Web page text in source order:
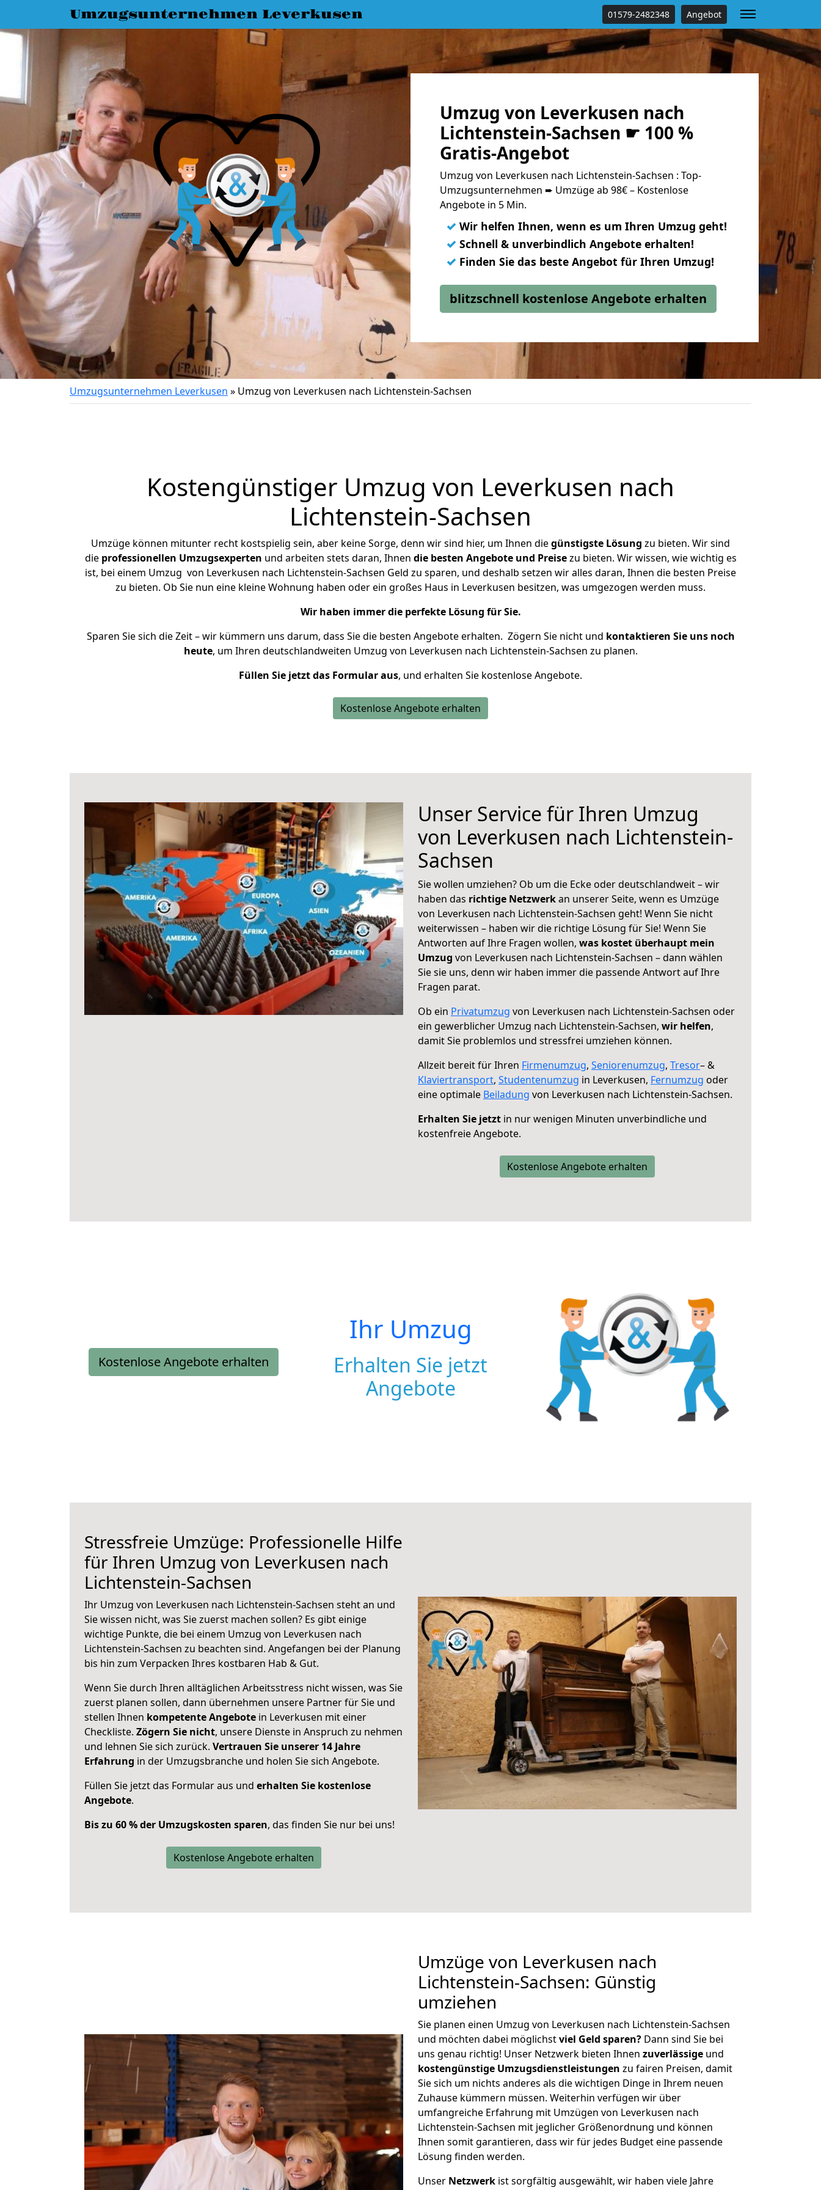
Umzugsunternehmen Leverkusen 01579-2482348 Angebot
Umzug von Leverkusen nach
Lichtenstein-Sachsen ☛ 100 %
Gratis-Angebot
Umzug von Leverkusen nach Lichtenstein-Sachsen : Top-
Umzugsunternehmen ➨ Umzüge ab 98€ – Kostenlose
Angebote in 5 Min.
✓ Wir helfen Ihnen, wenn es um Ihren Umzug geht!
✓ Schnell & unverbindlich Angebote erhalten!
✓ Finden Sie das beste Angebot für Ihren Umzug!
blitzschnell kostenlose Angebote erhalten
Umzugsunternehmen Leverkusen » Umzug von Leverkusen nach Lichtenstein-Sachsen
Kostengünstiger Umzug von Leverkusen nach
Lichtenstein-Sachsen
Umzüge können mitunter recht kostspielig sein, aber keine Sorge, denn wir sind hier, um Ihnen diegünstigste Lösung zu bieten. Wir sind
die professionellen Umzugsexperten und arbeiten stets daran, Ihnen die besten Angebote und Preisezu bieten. Wir wissen, wie wichtig es
ist, bei einem Umzug von Leverkusen nach Lichtenstein-Sachsen Geld zu sparen, und deshalb setzen wir alles daran, Ihnen die besten Preise
zu bieten. Ob Sie nun eine kleine Wohnung haben oder ein großes Haus in Leverkusen besitzen, was umgezogen werden muss.
Wir haben immer die perfekte Lösung für Sie.
Sparen Sie sich die Zeit – wir kümmern uns darum, dass Sie die besten Angebote erhalten. Zögern Sie nicht und kontaktieren Sie uns noch
heute, um Ihren deutschlandweiten Umzug von Leverkusen nach Lichtenstein-Sachsen zu planen.
Füllen Sie jetzt das Formular aus, und erhalten Sie kostenlose Angebote.
Kostenlose Angebote erhalten
Unser Service für Ihren Umzug
von Leverkusen nach Lichtenstein-
Sachsen
Sie wollen umziehen? Ob um die Ecke oder deutschlandweit – wir
haben das richtige Netzwerkan unserer Seite, wenn es Umzüge
von Leverkusen nach Lichtenstein-Sachsen geht! Wenn Sie nicht
weiterwissen – haben wir die richtige Lösung für Sie! Wenn Sie
Antworten auf Ihre Fragen wollen, was kostet überhaupt mein
Umzug von Leverkusen nach Lichtenstein-Sachsen – dann wählen
Sie sie uns, denn wir haben immer die passende Antwort auf Ihre
Fragen parat.
Ob ein Privatumzug von Leverkusen nach Lichtenstein-Sachsen oder
ein gewerblicher Umzug nach Lichtenstein-Sachsen, wir helfen,
damit Sie problemlos und stressfrei umziehen können.
Allzeit bereit für Ihren Firmenumzug, Seniorenumzug, Tresor– &
Klaviertransport, Studentenumzug in Leverkusen, Fernumzug oder
eine optimale Beiladung von Leverkusen nach Lichtenstein-Sachsen.
Erhalten Sie jetzt in nur wenigen Minuten unverbindliche und
kostenfreie Angebote.
Kostenlose Angebote erhalten
Kostenlose Angebote erhalten
Ihr Umzug
Erhalten Sie jetzt
Angebote
Stressfreie Umzüge: Professionelle Hilfe
für Ihren Umzug von Leverkusen nach
Lichtenstein-Sachsen
Ihr Umzug von Leverkusen nach Lichtenstein-Sachsen steht an und
Sie wissen nicht, was Sie zuerst machen sollen? Es gibt einige
wichtige Punkte, die bei einem Umzug von Leverkusen nach
Lichtenstein-Sachsen zu beachten sind. Angefangen bei der Planung
bis hin zum Verpacken Ihres kostbaren Hab & Gut.
Wenn Sie durch Ihren alltäglichen Arbeitsstress nicht wissen, was Sie
zuerst planen sollen, dann übernehmen unsere Partner für Sie und
stellen Ihnen kompetente Angebote in Leverkusen mit einer
Checkliste. Zögern Sie nicht, unsere Dienste in Anspruch zu nehmen
und lehnen Sie sich zurück. Vertrauen Sie unserer 14 Jahre
Erfahrung in der Umzugsbranche und holen Sie sich Angebote.
Füllen Sie jetzt das Formular aus und erhalten Sie kostenlose
Angebote.
Bis zu 60 % der Umzugskosten sparen, das finden Sie nur bei uns!
Kostenlose Angebote erhalten
Umzüge von Leverkusen nach
Lichtenstein-Sachsen: Günstig
umziehen
Sie planen einen Umzug von Leverkusen nach Lichtenstein-Sachsen
und möchten dabei möglichstviel Geld sparen? Dann sind Sie bei
uns genau richtig! Unser Netzwerk bieten Ihnen zuverlässige und
kostengünstige Umzugsdienstleistungen zu fairen Preisen, damit
Sie sich um nichts anderes als die wichtigen Dinge in Ihrem neuen
Zuhause kümmern müssen. Weiterhin verfügen wir über
umfangreiche Erfahrung mit Umzügen von Leverkusen nach
Lichtenstein-Sachsen mit jeglicher Größenordnung und können
Ihnen somit garantieren, dass wir für jedes Budget eine passende
Lösung finden werden.
Unser Netzwerk ist sorgfältig ausgewählt, wir haben viele Jahre